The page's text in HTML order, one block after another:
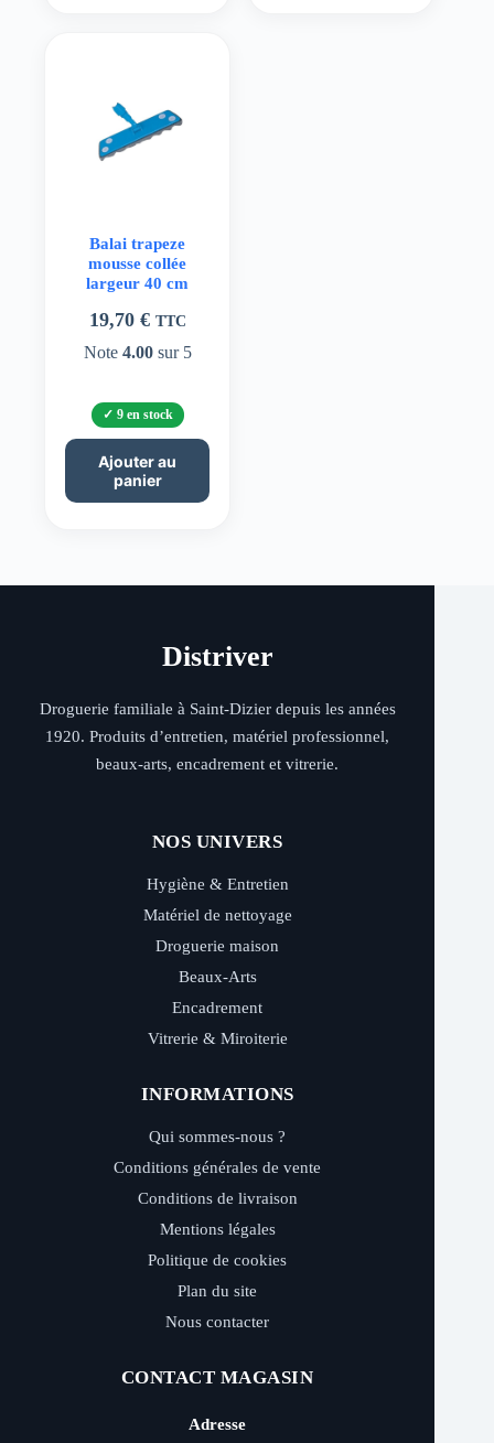
Balai trapeze
mousse collée
largeur 40 cm
19,70 € TTC
Note 4.00sur 5
9 en stock
Ajouter au
panier
Distriver
Droguerie familiale à Saint-Dizier depuis les années
1920. Produits d’entretien, matériel professionnel,
beaux-arts, encadrement et vitrerie.
NOS UNIVERS
Hygiène & Entretien
Matériel de nettoyage
Droguerie maison
Beaux-Arts
Encadrement
Vitrerie & Miroiterie
INFORMATIONS
Qui sommes-nous ?
Conditions générales de vente
Conditions de livraison
Mentions légales
Politique de cookies
Plan du site
Nous contacter
CONTACT MAGASIN
Adresse